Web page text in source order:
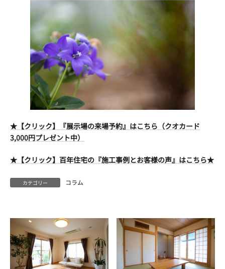
★【クリック】『展示場の来場予約』はこちら（クオカード
3,000円プレゼント中）
★【クリック】百年住宅の『施工事例とお客様の声』はこちら★
カテゴリー コラム